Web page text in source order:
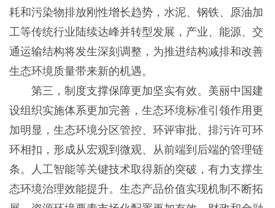
耗和污染物排放刚性增长趋势，水泥、钢铁、原油加
工等传统行业陆续达峰并转型发展，产业、能源、交
通运输结构将发生深刻调整，为推进结构减排和改善
生态环境质量带来新的机遇。
第三，制度支撑保障更加坚实有效。美丽中国建
设组织实施体系更加完善，生态环境标准引领作用更
加明显，生态环境分区管控、环评审批、排污许可环
环相扣，形成从宏观到微观、从前端到后端的管理链
条。人工智能等关键技术取得新的突破，有力支撑生
态环境治理效能提升。生态产品价值实现机制不断拓